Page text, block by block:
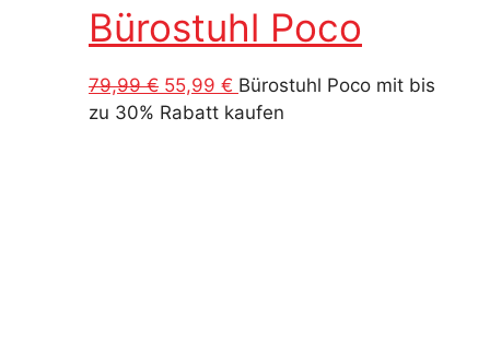
Bürostuhl Poco
79,99€ Ursprünglicher
Preis
55,99 € Aktueller
Preis
Bürostuhl Poco mit bis
zu 30% Rabatt kaufen